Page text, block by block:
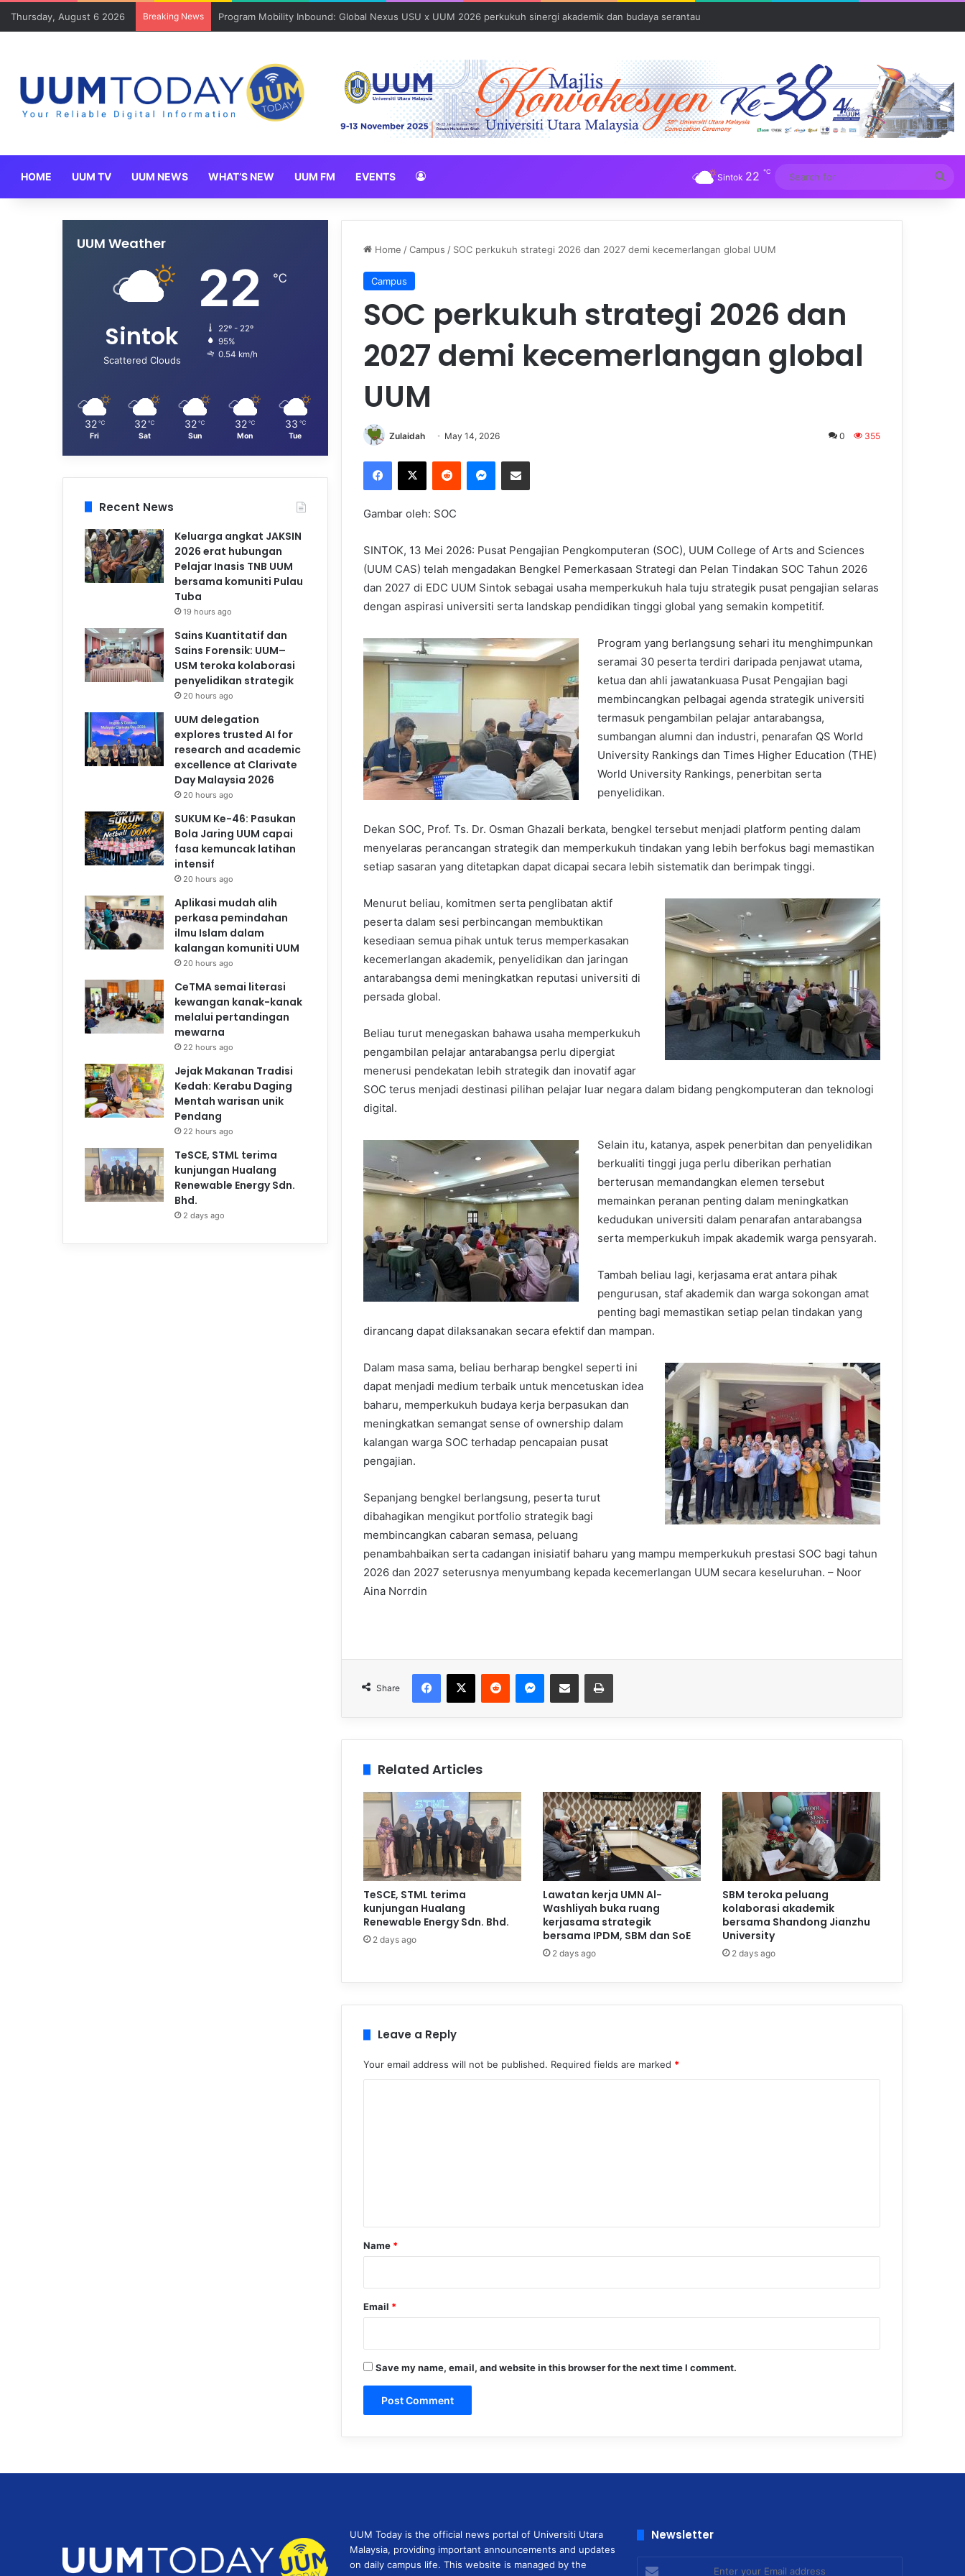
Thursday, August 6 2026 Breaking News Program Mobility Inbound: Global Nexus USU x UUM 2026 perkukuh sinergi akademik dan budaya serantau
HOME UUM TV UUM NEWS WHAT’S NEW UUM FM EVENTS Sintok 22 ℃
for
Home /Campus / SOC perkukuh strategi 2026 dan 2027 demi kecemerlangan global UUM
Campus
SOC perkukuh strategi 2026 dan
2027 demi kecemerlangan global
UUM
Zulaidah May 14, 2026 0 355
Gambar oleh: SOC
SINTOK, 13 Mei 2026: Pusat Pengajian Pengkomputeran (SOC), UUM College of Arts and Sciences
(UUM CAS) telah mengadakan Bengkel Pemerkasaan Strategi dan Pelan Tindakan SOC Tahun 2026
dan 2027 di EDC UUM Sintok sebagai usaha memperkukuh hala tuju strategik pusat pengajian selaras
dengan aspirasi universiti serta landskap pendidikan tinggi global yang semakin kompetitif.
Program yang berlangsung sehari itu menghimpunkan
seramai 30 peserta terdiri daripada penjawat utama,
ketua dan ahli jawatankuasa Pusat Pengajian bagi
membincangkan pelbagai agenda strategik universiti
termasuk pengambilan pelajar antarabangsa,
sumbangan alumni dan industri, penarafan QS World
University Rankings dan Times Higher Education (THE)
World University Rankings, penerbitan serta
penyelidikan.
Dekan SOC, Prof. Ts. Dr. Osman Ghazali berkata, bengkel tersebut menjadi platform penting dalam
menyelaras perancangan strategik dan memperkukuh tindakan yang lebih berfokus bagi memastikan
setiap sasaran yang ditetapkan dapat dicapai secara lebih sistematik dan berimpak tinggi.
Menurut beliau, komitmen serta penglibatan aktif
peserta dalam sesi perbincangan membuktikan
kesediaan semua pihak untuk terus memperkasakan
kecemerlangan akademik, penyelidikan dan jaringan
antarabangsa demi meningkatkan reputasi universiti di
persada global.
Beliau turut menegaskan bahawa usaha memperkukuh
pengambilan pelajar antarabangsa perlu dipergiat
menerusi pendekatan lebih strategik dan inovatif agar
SOC terus menjadi destinasi pilihan pelajar luar negara dalam bidang pengkomputeran dan teknologi
digital.
Selain itu, katanya, aspek penerbitan dan penyelidikan
berkualiti tinggi juga perlu diberikan perhatian
berterusan memandangkan elemen tersebut
memainkan peranan penting dalam meningkatkan
kedudukan universiti dalam penarafan antarabangsa
serta memperkukuh impak akademik warga pensyarah.
Tambah beliau lagi, kerjasama erat antara pihak
pengurusan, staf akademik dan warga sokongan amat
penting bagi memastikan setiap pelan tindakan yang
dirancang dapat dilaksanakan secara efektif dan mampan.
Dalam masa sama, beliau berharap bengkel seperti ini
dapat menjadi medium terbaik untuk mencetuskan idea
baharu, memperkukuh budaya kerja berpasukan dan
meningkatkan semangat sense of ownership dalam
kalangan warga SOC terhadap pencapaian pusat
pengajian.
Sepanjang bengkel berlangsung, peserta turut
dibahagikan mengikut portfolio strategik bagi
membincangkan cabaran semasa, peluang
penambahbaikan serta cadangan inisiatif baharu yang mampu memperkukuh prestasi SOC bagi tahun
2026 dan 2027 seterusnya menyumbang kepada kecemerlangan UUM secara keseluruhan. – Noor
Aina Norrdin
Share
Related Articles
TeSCE, STML terima
kunjungan Hualang
Renewable Energy Sdn. Bhd.
2 days ago
Lawatan kerja UMN Al-
Washliyah buka ruang
kerjasama strategik
bersama IPDM, SBM dan SoE
2 days ago
SBM teroka peluang
kolaborasi akademik
bersama Shandong Jianzhu
University
2 days ago
Leave a Reply
Your email address will not be published. Required fields are marked *
*
Name *
Email *
Save my name, email, and website in this browser for the next time I comment.
UUM Weather
Sintok
Scattered Clouds
22 ℃
22º - 22º
95%
0.54 km/h
32 ℃
Fri
32 ℃
Sat
32 ℃
Sun
32 ℃
Mon
33 ℃
Tue
Recent News
Keluarga angkat JAKSIN
2026 erat hubungan
Pelajar Inasis TNB UUM
bersama komuniti Pulau
Tuba
19 hours ago
Sains Kuantitatif dan
Sains Forensik: UUM–
USM teroka kolaborasi
penyelidikan strategik
20 hours ago
UUM delegation
explores trusted AI for
research and academic
excellence at Clarivate
Day Malaysia 2026
20 hours ago
SUKUM Ke-46: Pasukan
Bola Jaring UUM capai
fasa kemuncak latihan
intensif
20 hours ago
Aplikasi mudah alih
perkasa pemindahan
ilmu Islam dalam
kalangan komuniti UUM
20 hours ago
CeTMA semai literasi
kewangan kanak-kanak
melalui pertandingan
mewarna
22 hours ago
Jejak Makanan Tradisi
Kedah: Kerabu Daging
Mentah warisan unik
Pendang
22 hours ago
TeSCE, STML terima
kunjungan Hualang
Renewable Energy Sdn.
Bhd.
2 days ago
UUM Today is the official news portal of Universiti Utara
Malaysia, providing important announcements and updates
on daily campus life. This website is managed by the
Newsletter